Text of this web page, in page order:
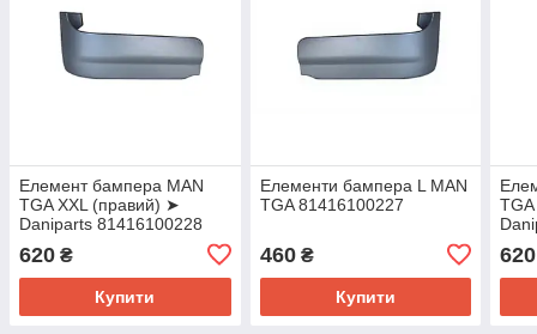
Елемент бампера MAN
TGA XXL (правий) ➤
Daniparts 81416100228
620 ₴
Купити
Елементи бампера L MAN
TGA 81416100227
460₴
Купити
620